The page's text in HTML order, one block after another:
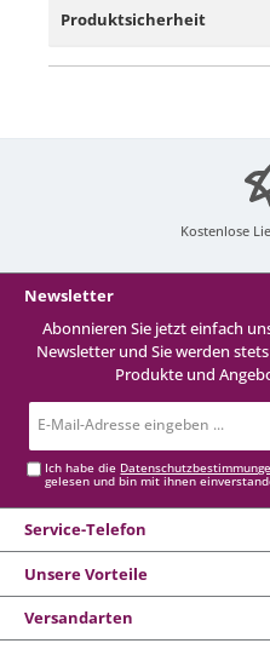
Produktsicherheit
Kostenlose
Newsletter
Abonnieren Sie jetzt einfach
Newsletter und Sie werden
Produkte und
Mail-
Ich habe die
gelesen und bin mit ihnen
Service-Telefon
Unsere Vorteile
Versandarten